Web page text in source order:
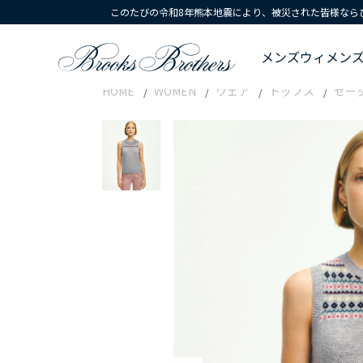
このたびの令和8年熊本地震により、被災された皆様な
メンズウィメン
HOME WOMEN ウェア トップス セー